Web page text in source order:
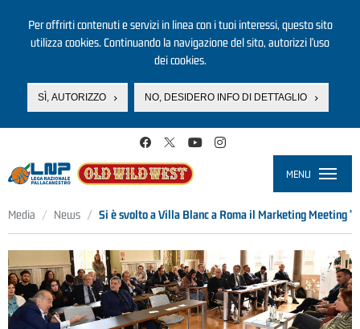
Per offrirti contenuti e servizi in linea con i tuoi interessi, questo sito
utilizza cookies. Continuando la navigazione del sito, autorizzi l’uso
dei cookies.
SÌ, AUTORIZZO NO, DESIDERO INFO DI DETTAGLIO
MENU
Media News Si è svolto a Villa Blanc a Roma il Marketing Meeting